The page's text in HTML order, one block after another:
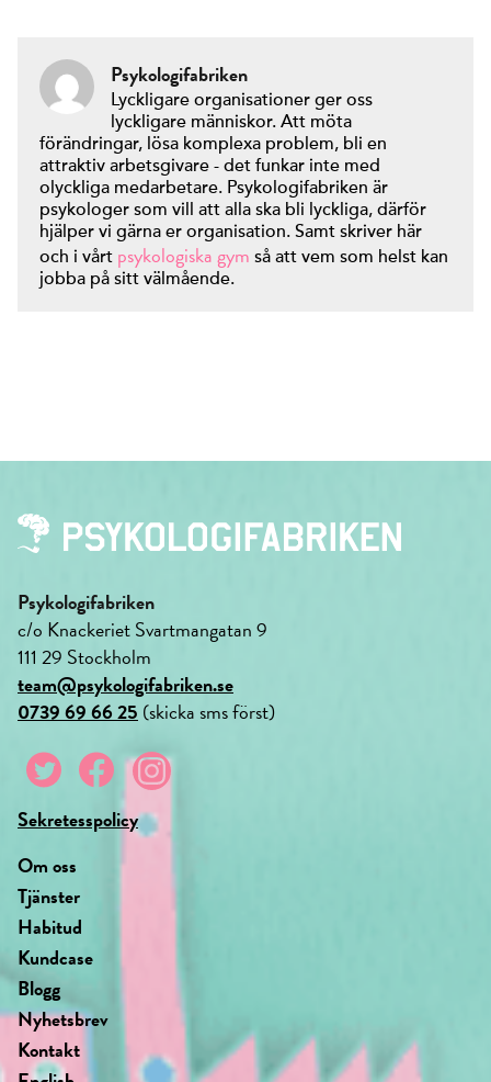
Psykologifabriken
Lyckligare organisationer ger oss
lyckligare människor. Att möta
förändringar, lösa komplexa problem, bli en
attraktiv arbetsgivare - det funkar inte med
olyckliga medarbetare. Psykologifabriken är
psykologer som vill att alla ska bli lyckliga, därför
hjälper vi gärna er organisation. Samt skriver här
och i vårt psykologiska gym så att vem som helst kan
jobba på sitt välmående.
Psykologifabriken
c/o Knackeriet Svartmangatan 9
111 29 Stockholm
team@psykologifabriken.se
0739 69 66 25(skicka sms först)
Sekretesspolicy
Om oss
Tjänster
Habitud
Kundcase
Blogg
Nyhetsbrev
Kontakt